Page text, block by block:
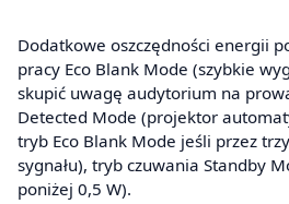
Dodatkowe oszczędności energii
pracy Eco Blank Mode (szybkie
skupić uwagę audytorium na
Detected Mode (projektor
tryb Eco Blank Mode jeśli przez
sygnału), tryb czuwania Standby
poniżej 0,5 W).